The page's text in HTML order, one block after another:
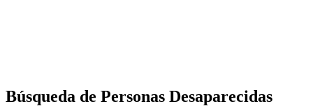
Búsqueda de Personas Desaparecidas